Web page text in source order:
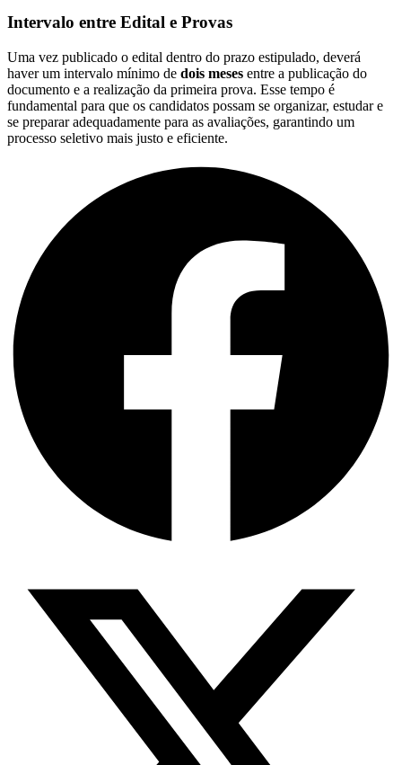
Intervalo entre Edital e Provas
Uma vez publicado o edital dentro do prazo estipulado, deverá
haver um intervalo mínimo de dois meses entre a publicação do
documento e a realização da primeira prova. Esse tempo é
fundamental para que os candidatos possam se organizar, estudar e
se preparar adequadamente para as avaliações, garantindo um
processo seletivo mais justo e eficiente.